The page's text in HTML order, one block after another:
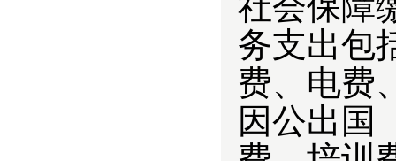
务支出包
费、电费
因公出国